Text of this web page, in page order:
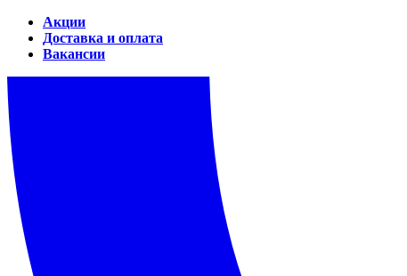
Акции
Доставка и оплата
Вакансии